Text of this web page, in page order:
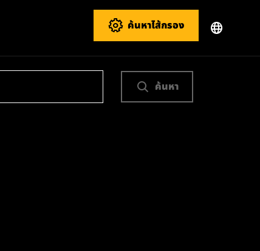
ค้นหาไส้กรอง
ค้นหา